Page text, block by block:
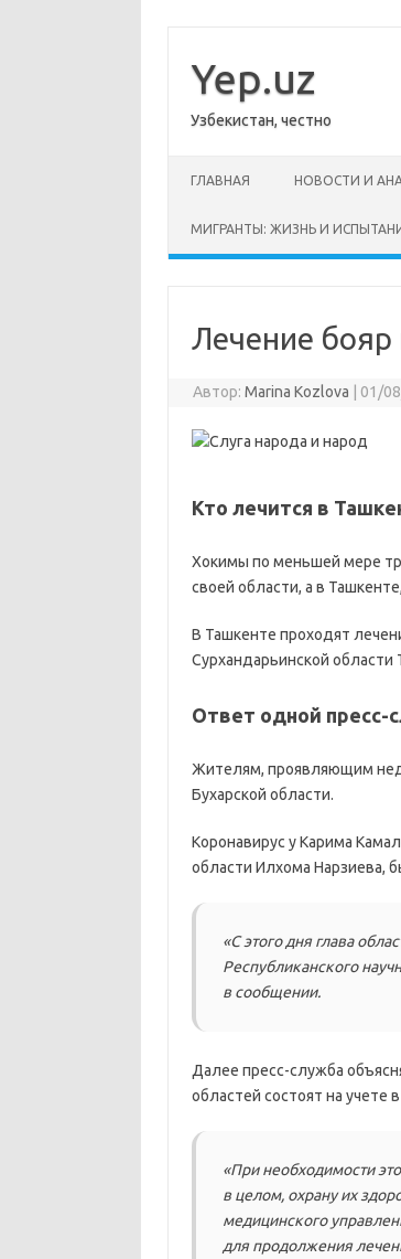
содержимому
Yep.uz
Узбекистан, честно
ГЛАВНАЯ НОВОСТИ И
МИГРАНТЫ: ЖИЗНЬ И
Лечение бояр
Автор: Marina Kozlova 01/
Кто лечится в
Хокимы по меньшей мере
своей области, а в
В Ташкенте проходят
Сурхандарьинской области
Ответ одной пресс-
Жителям, проявляющим
Бухарской области.
Коронавирус у Карима
области Илхома Нарзиева,
«С этого дня глава
Республиканского
в сообщении.
Далее пресс-служба
областей состоят на
«При необходимости
в целом, охрану их
медицинского
для продолжения